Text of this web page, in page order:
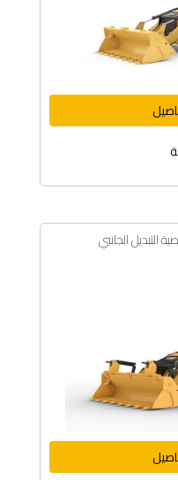
التبديل الجانبي